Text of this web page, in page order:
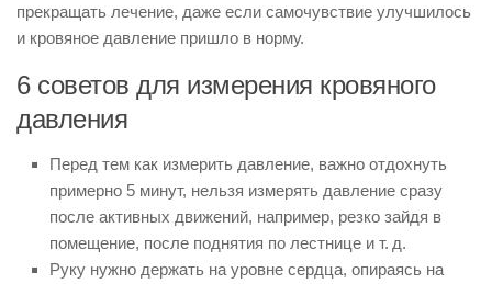
прекращать лечение, даже если самочувствие улучшилось
и кровяное давление пришло в норму.
6 советов для измерения кровяного
давления
Перед тем как измерить давление, важно отдохнуть
примерно 5 минут, нельзя измерять давление сразу
после активных движений, например, резко зайдя в
помещение, после поднятия по лестнице и т. д.
Руку нужно держать на уровне сердца, опираясь на